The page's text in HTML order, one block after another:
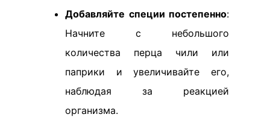
Добавляйте специи постепенно:
Начните с небольшого
количества перца чили или
паприки и увеличивайте его,
наблюдая за реакцией
организма.